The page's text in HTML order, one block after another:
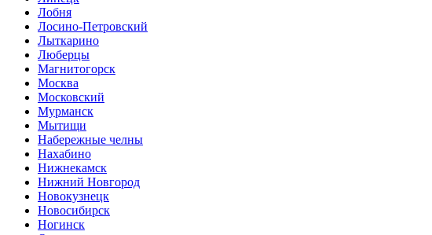
Лобня
Лосино-Петровский
Лыткарино
Люберцы
Магнитогорск
Москва
Московский
Мурманск
Мытищи
Набережные челны
Нахабино
Нижнекамск
Нижний Новгород
Новокузнецк
Новосибирск
Ногинск